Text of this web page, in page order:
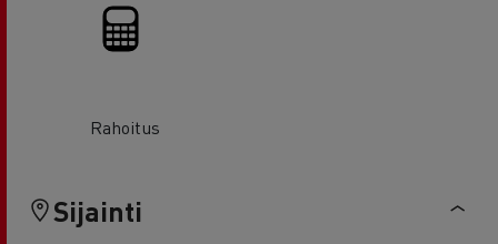
Rahoitus
Sijainti